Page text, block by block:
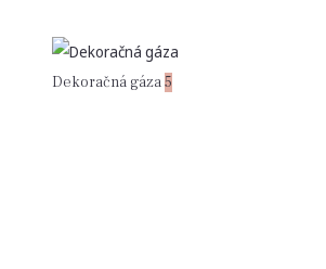
Dekoračná gáza5